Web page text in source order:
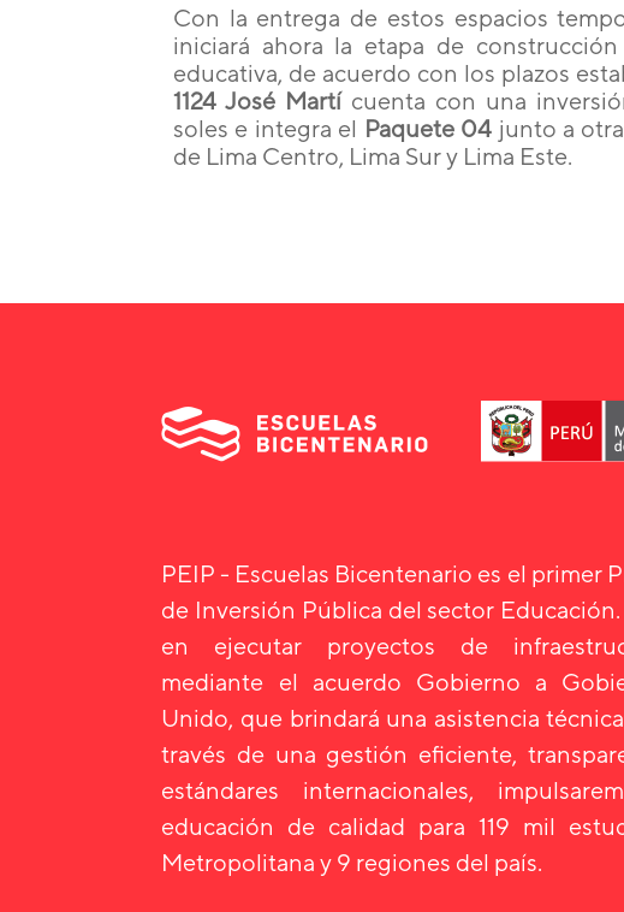
Con la entrega de estos espacios
iniciará ahora la etapa de
educativa, de acuerdo con los plazos
1124 José Martícuenta con una
soles e integra el Paquete 04 junto a
de Lima Centro, Lima Sur y Lima Este.
PEIP - Escuelas Bicentenario es el primer
de Inversión Pública del sector
en ejecutar proyectos de
mediante el acuerdo Gobierno a
Unido, que brindará una asistencia
través de una gestión eficiente,
estándares internacionales,
educación de calidad para 119 mil
Metropolitana y 9 regiones del país.